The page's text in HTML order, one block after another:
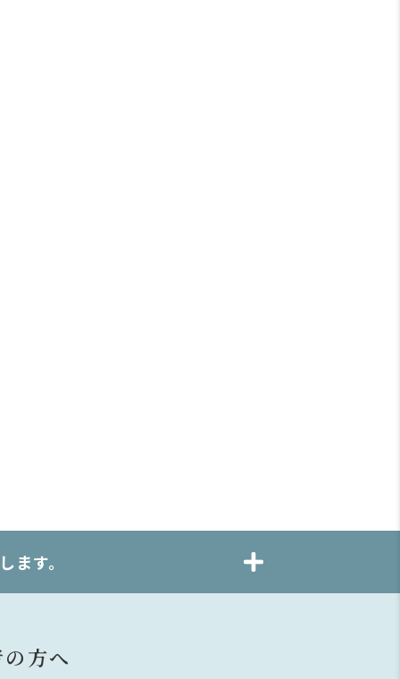
す。
方へ